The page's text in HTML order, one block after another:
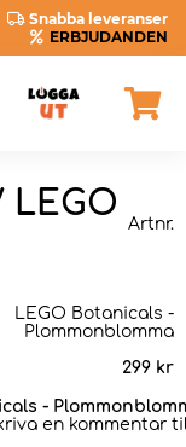
Snabba leveranser
ERBJUDANDEN
LEGO
Artnr.
LEGO Botanicals -
Plommonblomma
299 kr
-
en kommentar